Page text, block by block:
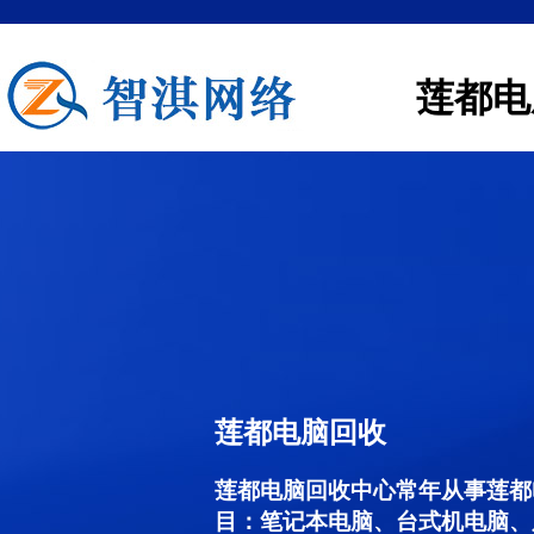
莲都
莲都电脑回收
莲都电脑回收中心常年从事莲
目：笔记本电脑、台式机电脑